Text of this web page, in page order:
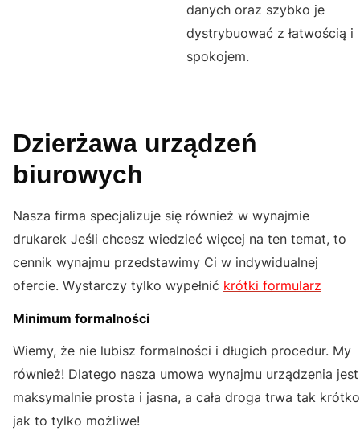
danych oraz szybko je
dystrybuować z łatwością i
spokojem.
Dzierżawa urządzeń
biurowych
Nasza firma specjalizuje się również w wynajmie
drukarek Jeśli chcesz wiedzieć więcej na ten temat, to
cennik wynajmu przedstawimy Ci w indywidualnej
ofercie. Wystarczy tylko wypełnić krótki formularz
Minimum formalności
Wiemy, że nie lubisz formalności i długich procedur. My
również! Dlatego nasza umowa wynajmu urządzenia jest
maksymalnie prosta i jasna, a cała droga trwa tak krótko
jak to tylko możliwe!